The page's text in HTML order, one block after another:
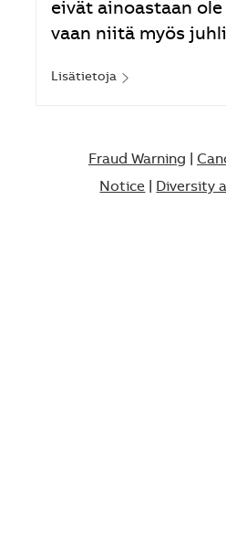
eivät ainoastaan
vaan niitä myös
Lisätietoja
Fraud Warning
Notice
Diversity